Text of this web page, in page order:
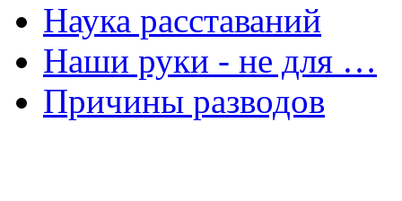
Наука расставаний
Наши руки - не для …
Причины разводов